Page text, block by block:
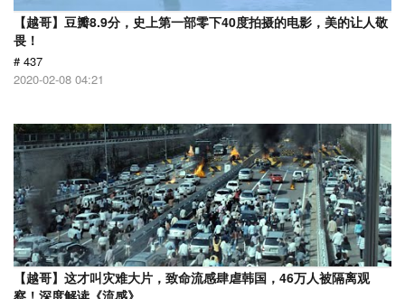
【越哥】豆瓣8.9分，史上第一部零下40度拍摄的电影，美的让人敬
畏！
# 437
2020-02-08 04:21
【越哥】这才叫灾难大片，致命流感肆虐韩国，46万人被隔离观
察！深度解读《流感》